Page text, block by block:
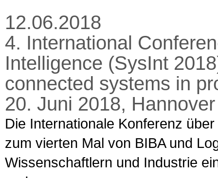
12.06.2018
4. International
Intelligence (SysInt
connected systems in
20. Juni 2018, Hannover
Die Internationale Konferenz
zum vierten Mal von BIBA und
Wissenschaftlern und Industrie